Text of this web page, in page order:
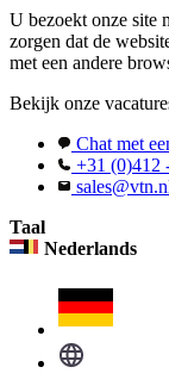
U bezoekt onze site
zorgen dat de
met een andere
Bekijk onze
Chat met
+31 (0)412
Taal
Nederlands